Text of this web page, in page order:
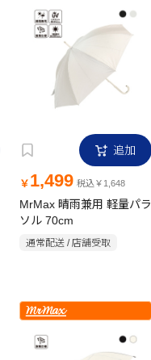
追加
￥ 1,499 税込￥1,648
MrMax 晴雨兼用 軽量パラ
ソル 70cm
通常配送 / 店舗受取